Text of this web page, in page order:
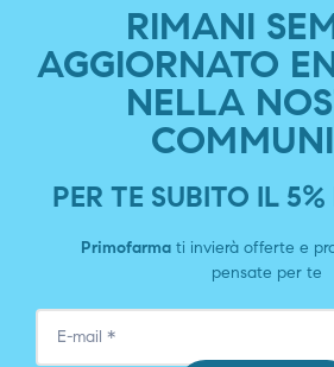
RIMANI
AGGIORNATO
NELLA
PER TE SUBITO IL
Primofarmati invierà offerte e
pensate per te